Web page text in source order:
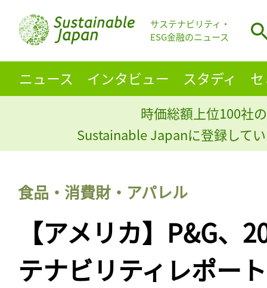
サステナビリティ・
ESG金融のニュース
ニュース インタビュー スタディ
時価総額上位100社
Sustainable Japanに登録して
食品・消費財・アパレル
【アメリカ】P&G、
テナビリティレポー